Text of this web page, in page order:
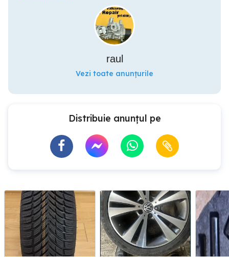
raul
Vezi toate anunțurile
Distribuie anunțul pe